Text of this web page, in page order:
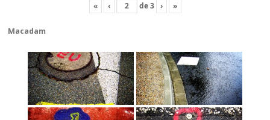
« ‹ de3 › »
Macadam